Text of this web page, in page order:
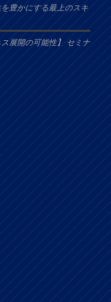
豊かにする最上のスキ
展開の可能性】 セミナ